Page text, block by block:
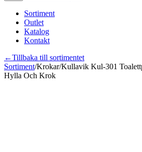
Sortiment
Outlet
Katalog
Kontakt
←Tillbaka till sortimentet
Sortiment/Krokar/Kullavik Kul-301
Hylla Och Krok